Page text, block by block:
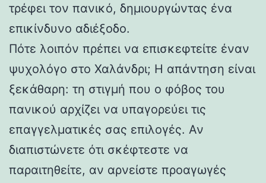
τρέφει τον πανικό, δημιουργώντας ένα
επικίνδυνο αδιέξοδο.
Πότε λοιπόν πρέπει να επισκεφτείτε έναν
ψυχολόγο στο Χαλάνδρι; Η απάντηση είναι
ξεκάθαρη: τη στιγμή που ο φόβος του
πανικού αρχίζει να υπαγορεύει τις
επαγγελματικές σας επιλογές. Αν
διαπιστώνετε ότι σκέφτεστε να
παραιτηθείτε, αν αρνείστε προαγωγές